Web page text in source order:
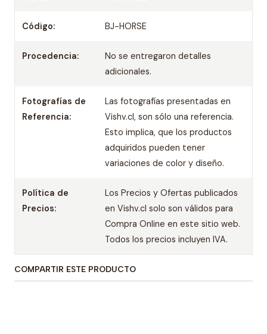
Código: BJ-HORSE
Procedencia:
No se entregaron detalles
adicionales.
Fotografías de
Referencia:
Las fotografías presentadas en
Vishv.cl, son sólo una referencia.
Esto implica, que los productos
adquiridos pueden tener
variaciones de color y diseño.
Política de
Precios:
Los Precios y Ofertas publicados
en Vishv.cl solo son válidos para
Compra Online en este sitio web.
Todos los precios incluyen IVA.
COMPARTIR ESTE PRODUCTO